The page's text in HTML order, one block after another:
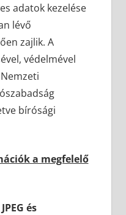
adatok kezelése
lévő
zajlik. A
védelmével
bírósági
a megfelelő
és